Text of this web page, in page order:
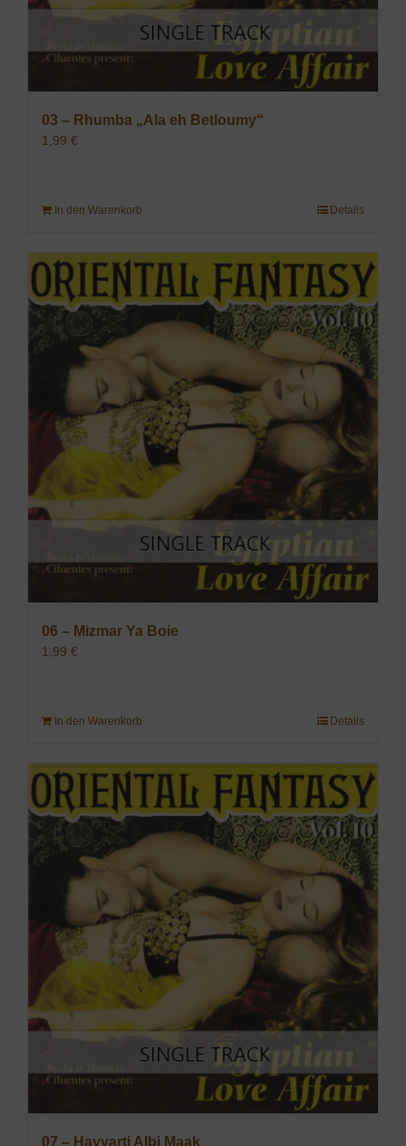
03 – Rhumba „Ala eh Betloumy“
1,99 €
In den Warenkorb Details
06 – Mizmar Ya Boie
1,99 €
In den Warenkorb Details
07 – Hayyarti Albi Maak